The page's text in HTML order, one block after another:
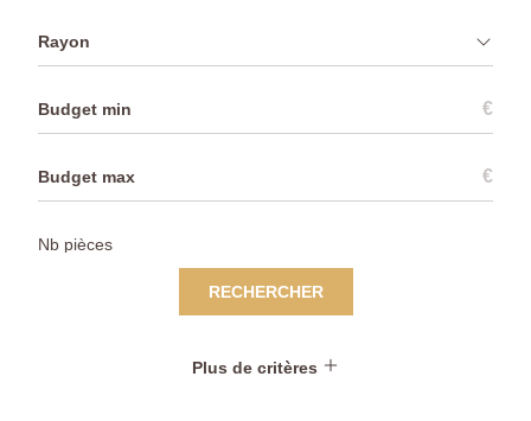
Rayon
€
€
RECHERCHER
Plus de critères